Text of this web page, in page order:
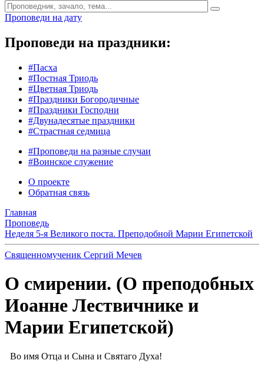
Проповеди на дату
Проповеди на праздники:
#Пасха
#Постная Триодь
#Цветная Триодь
#Праздники Богородичные
#Праздники Господни
#Двунадесятые праздники
#Страстная седмица
#Проповеди на разные случаи
#Воинское служение
О проекте
Обратная связь
Главная
Проповедь
Неделя 5-я Великого поста. Преподобной Марии Египетской
Священномученик Сергий Мечев
О смирении. (О преподобных
Иоанне Лествичнике и
Марии Египетской)
Во имя Отца и Сына и Святаго Духа!